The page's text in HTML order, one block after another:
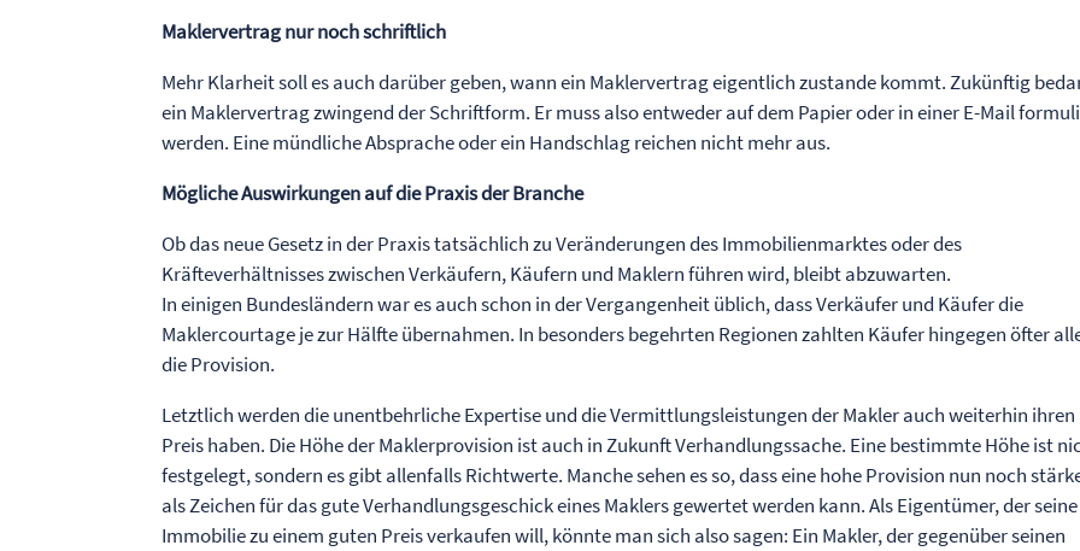
Maklervertrag nur noch schriftlich
Mehr Klarheit soll es auch darüber geben, wann ein Maklervertrag eigentlich zustande kommt. Zukünftig
ein Maklervertrag zwingend der Schriftform. Er muss also entweder auf dem Papier oder in einer E-Mail
werden. Eine mündliche Absprache oder ein Handschlag reichen nicht mehr aus.
Mögliche Auswirkungen auf die Praxis der Branche
Ob das neue Gesetz in der Praxis tatsächlich zu Veränderungen des Immobilienmarktes oder des
Kräfteverhältnisses zwischen Verkäufern, Käufern und Maklern führen wird, bleibt abzuwarten.
In einigen Bundesländern war es auch schon in der Vergangenheit üblich, dass Verkäufer und Käufer die
Maklercourtage je zur Hälfte übernahmen. In besonders begehrten Regionen zahlten Käufer hingegen öfter
die Provision.
Letztlich werden die unentbehrliche Expertise und die Vermittlungsleistungen der Makler auch weiterhin ihren
Preis haben. Die Höhe der Maklerprovision ist auch in Zukunft Verhandlungssache. Eine bestimmte Höhe ist
festgelegt, sondern es gibt allenfalls Richtwerte. Manche sehen es so, dass eine hohe Provision nun noch
als Zeichen für das gute Verhandlungsgeschick eines Maklers gewertet werden kann. Als Eigentümer, der seine
Immobilie zu einem guten Preis verkaufen will, könnte man sich also sagen: Ein Makler, der gegenüber seinen